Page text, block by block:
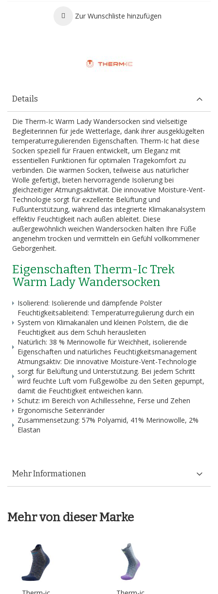
Zur Wunschliste hinzufügen
Details
Die Therm-Ic Warm Lady Wandersocken sind vielseitige
Begleiterinnen für jede Wetterlage, dank ihrer ausgeklügelten
temperaturregulierenden Eigenschaften. Therm-Ic hat diese
Socken speziell für Frauen entwickelt, um Eleganz mit
essentiellen Funktionen für optimalen Tragekomfort zu
verbinden. Die warmen Socken, teilweise aus natürlicher
Wolle gefertigt, bieten hervorragende Isolierung bei
gleichzeitiger Atmungsaktivität. Die innovative Moisture-Vent-
Technologie sorgt für exzellente Belüftung und
Fußunterstützung, während das integrierte Klimakanalsystem
effektiv Feuchtigkeit nach außen ableitet. Diese
außergewöhnlich weichen Wandersocken halten Ihre Füße
angenehm trocken und vermitteln ein Gefühl vollkommener
Geborgenheit.
Eigenschaften Therm-Ic Trek
Warm Lady Wandersocken
Isolierend: Isolierende und dämpfende Polster
Feuchtigkeitsableitend: Temperaturregulierung durch ein
System von Klimakanälen und kleinen Polstern, die die
Feuchtigkeit aus dem Schuh herausleiten
Natürlich: 38 % Merinowolle für Weichheit, isolierende
Eigenschaften und natürliches Feuchtigkeitsmanagement
Atmungsaktiv: Die innovative Moisture-Vent-Technologie
sorgt für Belüftung und Unterstützung. Bei jedem Schritt
wird feuchte Luft vom Fußgewölbe zu den Seiten gepumpt,
damit die Feuchtigkeit entweichen kann.
Schutz: im Bereich von Achillessehne, Ferse und Zehen
Ergonomische Seitenränder
Zusammensetzung: 57% Polyamid, 41% Merinowolle, 2%
Elastan
Mehr Informationen
Mehr von dieser Marke